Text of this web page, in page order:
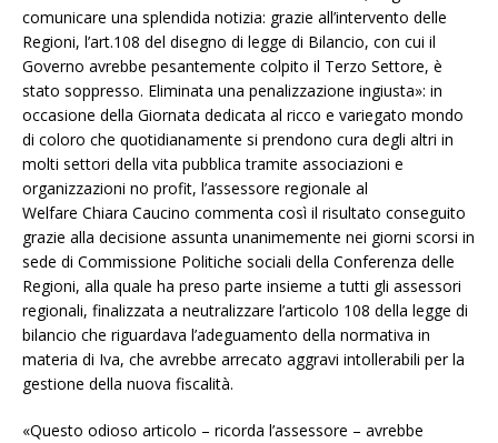
comunicare una splendida notizia: grazie all’intervento delle
Regioni, l’art.108 del disegno di legge di Bilancio, con cui il
Governo avrebbe pesantemente colpito il Terzo Settore, è
stato soppresso. Eliminata una penalizzazione ingiusta»: in
occasione della Giornata dedicata al ricco e variegato mondo
di coloro che quotidianamente si prendono cura degli altri in
molti settori della vita pubblica tramite associazioni e
organizzazioni no profit, l’assessore regionale al
Welfare Chiara Caucino commenta così il risultato conseguito
grazie alla decisione assunta unanimemente nei giorni scorsi in
sede di Commissione Politiche sociali della Conferenza delle
Regioni, alla quale ha preso parte insieme a tutti gli assessori
regionali, finalizzata a neutralizzare l’articolo 108 della legge di
bilancio che riguardava l’adeguamento della normativa in
materia di Iva, che avrebbe arrecato aggravi intollerabili per la
gestione della nuova fiscalità.
«Questo odioso articolo – ricorda l’assessore – avrebbe